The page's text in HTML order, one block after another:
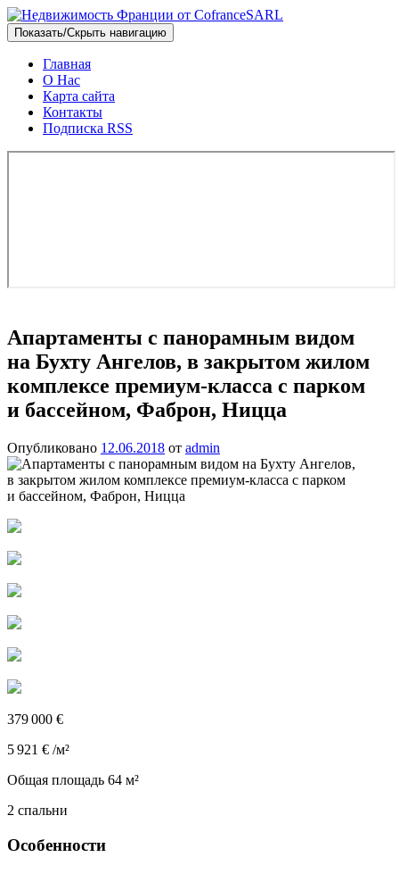
Показать/Скрыть навигацию
Главная
О Нас
Карта сайта
Контакты
Подписка RSS
Апартаменты с панорамным видом
на Бухту Ангелов, в закрытом жилом
комплексе премиум-класса с парком
и бассейном, Фаброн, Ницца
Опубликовано 12.06.2018 от admin
379 000 €
5 921 € /м²
Общая площадь 64 м²
2 спальни
Особенности